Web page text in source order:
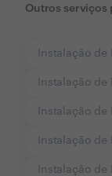
Outros
Instalação de
Instalação de
Instalação de
Instalação de
Instalação